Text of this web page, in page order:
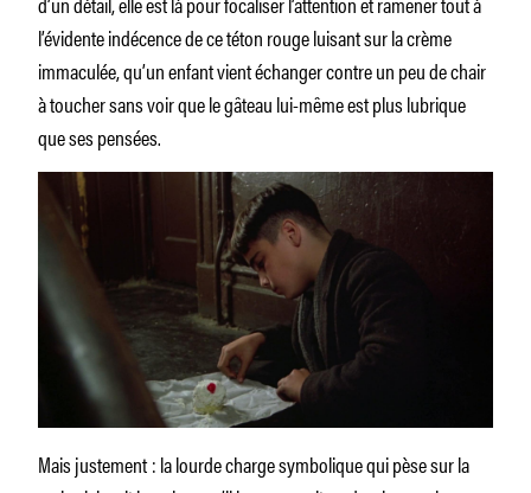
l’évidente indécence de ce téton rouge luisant sur la crème
immaculée, qu’un enfant vient échanger contre un peu de chair
à toucher sans voir que le gâteau lui-même est plus lubrique
que ses pensées.
Mais justement : la lourde charge symbolique qui pèse sur la